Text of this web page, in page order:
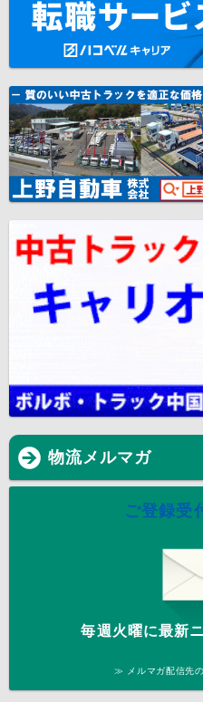
物流メルマガ
ご登録受
毎週火曜に最新
≫ メルマガ配信先